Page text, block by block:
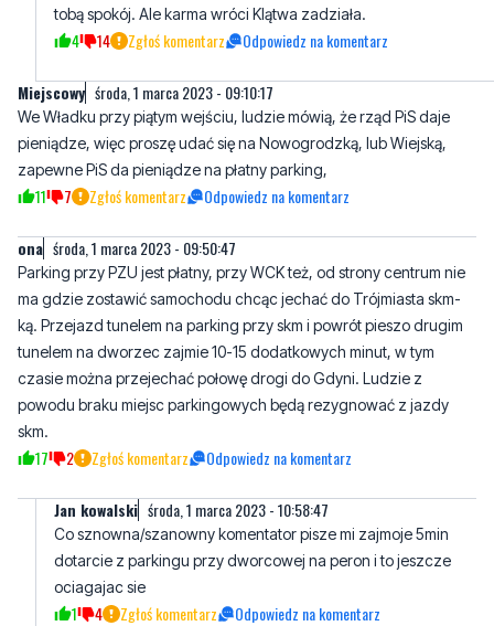
tobą spokój. Ale karma wróci Klątwa zadziała.
4 14 Zgłoś komentarz Odpowiedz na komentarz
Miejscowy środa, 1 marca 2023 - 09:10:17
We Władku przy piątym wejściu, ludzie mówią, że rząd PiS daje
pieniądze, więc proszę udać się na Nowogrodzką, lub Wiejską,
zapewne PiS da pieniądze na płatny parking,
11 7 Zgłoś komentarz Odpowiedz na komentarz
ona środa, 1 marca 2023 - 09:50:47
Parking przy PZU jest płatny, przy WCK też, od strony centrum nie
ma gdzie zostawić samochodu chcąc jechać do Trójmiasta skm-
ką. Przejazd tunelem na parking przy skm i powrót pieszo drugim
tunelem na dworzec zajmie 10-15 dodatkowych minut, w tym
czasie można przejechać połowę drogi do Gdyni. Ludzie z
powodu braku miejsc parkingowych będą rezygnować z jazdy
skm.
17 2 Zgłoś komentarz Odpowiedz na komentarz
Jan kowalski środa, 1 marca 2023 - 10:58:47
Co sznowna/szanowny komentator pisze mi zajmoje 5min
dotarcie z parkingu przy dworcowej na peron i to jeszcze
ociagajac sie
1 4 Zgłoś komentarz Odpowiedz na komentarz